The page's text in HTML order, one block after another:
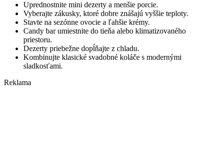
Uprednostnite mini dezerty a menšie porcie.
Vyberajte zákusky, ktoré dobre znášajú vyššie teploty.
Stavte na sezónne ovocie a ľahšie krémy.
Candy bar umiestnite do tieňa alebo klimatizovaného
priestoru.
Dezerty priebežne dopĺňajte z chladu.
Kombinujte klasické svadobné koláče s modernými
sladkosťami.
Reklama